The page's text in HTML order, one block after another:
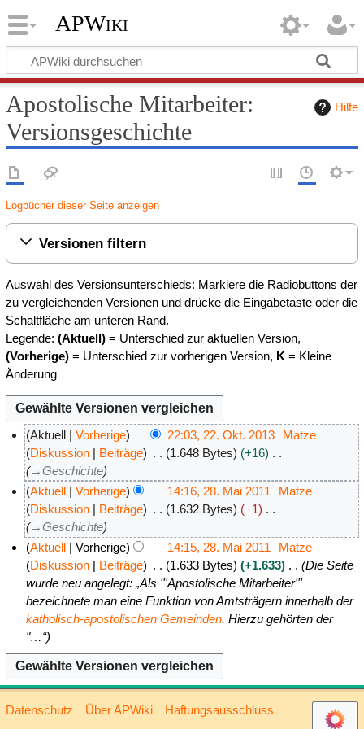
APWiki
Hilfe
Apostolische Mitarbeiter:
Versionsgeschichte
Logbücher dieser Seite anzeigen
Versionen filtern
Auswahl des Versionsunterschieds: Markiere die Radiobuttons der
zu vergleichenden Versionen und drücke die Eingabetaste oder die
Schaltfläche am unteren Rand.
Legende: (Aktuell)= Unterschied zur aktuellen Version,
(Vorherige)= Unterschied zur vorherigen Version, K = Kleine
Änderung
0
1
Aktuell Vorherige 22:03, 22. Okt. 2013
Matze
Diskussion
Beiträge 1.648 Bytes
+16
→Geschichte
1
1
Aktuell Vorherige 14:16, 28. Mai 2011
Matze
Diskussion
Beiträge 1.632 Bytes
−1
→Geschichte
Aktuell
Vorherige 14:15, 28. Mai 2011
Matze
Diskussion
Beiträge 1.633 Bytes +1.633
Die Seite
wurde neu angelegt: „Als '''Apostolische Mitarbeiter'''
bezeichnete man eine Funktion von Amtsträgern innerhalb der
katholisch-apostolischen Gemeinden. Hierzu gehörten der
"…“
Datenschutz Über APWiki Haftungsausschluss